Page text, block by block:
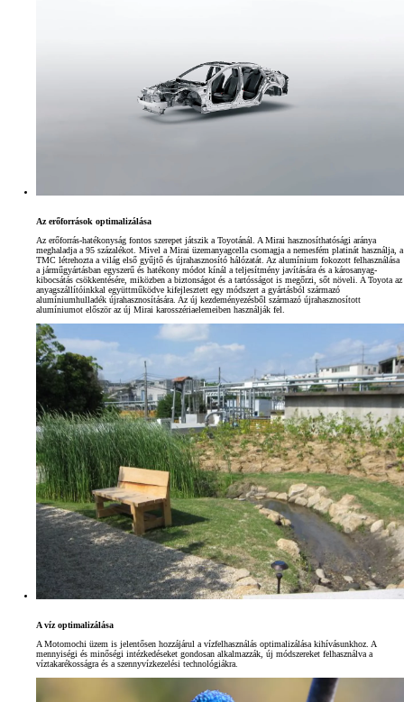
Az erőforrások optimalizálása
Az erőforrás-hatékonyság fontos szerepet játszik a Toyotánál. A Mirai hasznosíthatósági aránya
meghaladja a 95 százalékot. Mivel a Mirai üzemanyagcella csomagja a nemesfém platinát használja, a
TMC létrehozta a világ első gyűjtő és újrahasznosító hálózatát. Az alumínium fokozott felhasználása
a járműgyártásban egyszerű és hatékony módot kínál a teljesítmény javítására és a károsanyag-
kibocsátás csökkentésére, miközben a biztonságot és a tartósságot is megőrzi, sőt növeli. A Toyota az
anyagszállítóinkkal együttműködve kifejlesztett egy módszert a gyártásból származó
alumíniumhulladék újrahasznosítására. Az új kezdeményezésből származó újrahasznosított
alumíniumot először az új Mirai karosszériaelemeiben használják fel.
A víz optimalizálása
A Motomochi üzem is jelentősen hozzájárul a vízfelhasználás optimalizálása kihívásunkhoz. A
mennyiségi és minőségi intézkedéseket gondosan alkalmazzák, új módszereket felhasználva a
víztakarékosságra és a szennyvízkezelési technológiákra.